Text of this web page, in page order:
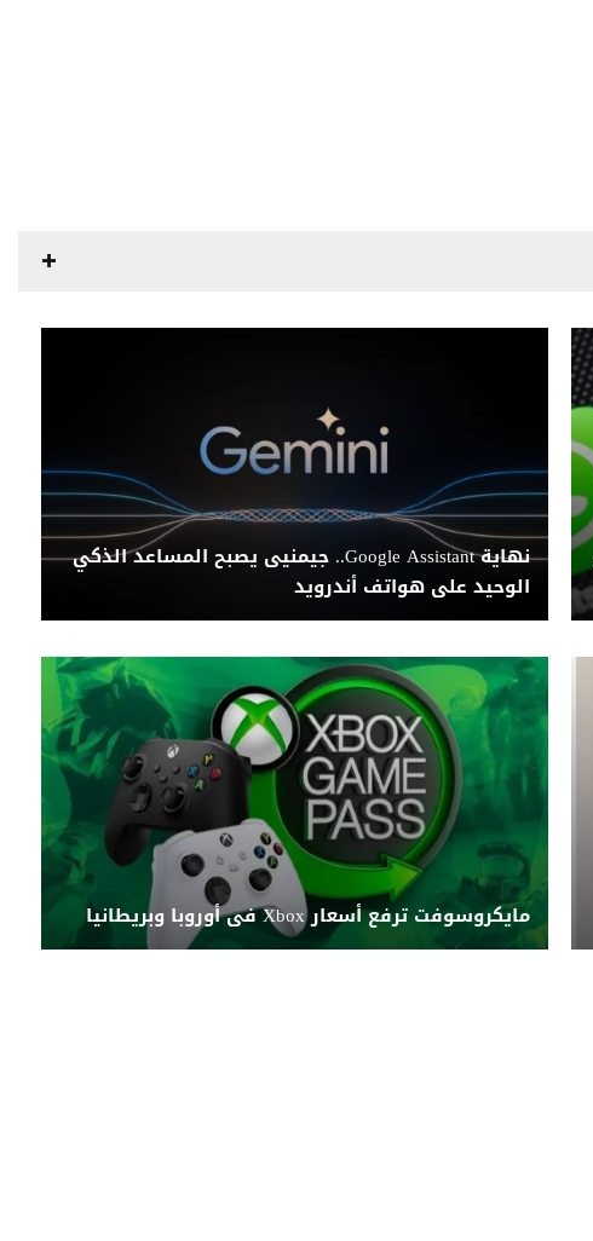
نهاية Google Assistant.. جيمنيى يصبح المساعد الذكي
الوحيد على هواتف أندرويد
مايكروسوفت ترفع أسعار Xbox فى أوروبا وبريطانيا